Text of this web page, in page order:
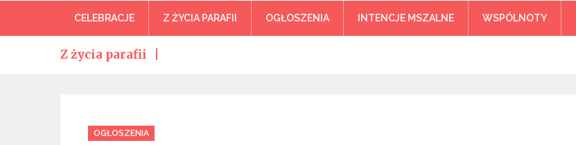
CELEBRACJE Z ŻYCIA PARAFII OGŁOSZENIA INTENCJE MSZALNE WSPÓLNOTY
Z życia parafii
Categories
OGŁOSZENIA